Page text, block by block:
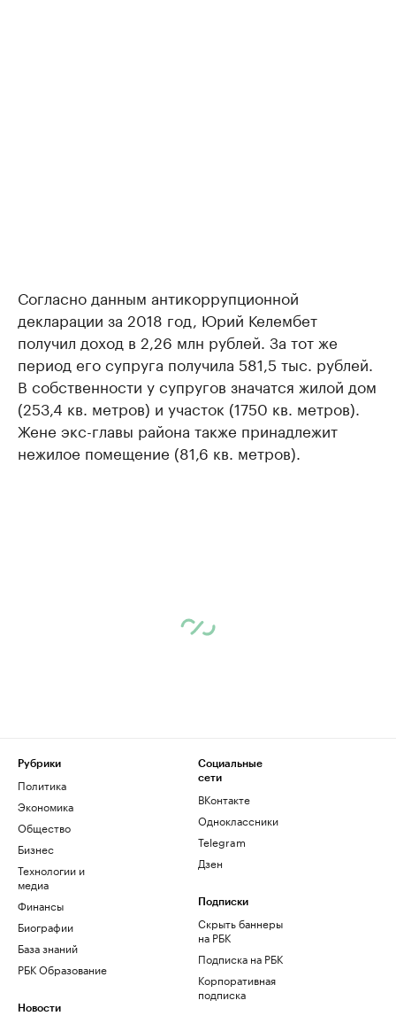
Согласно данным антикоррупционной
декларации за 2018 год, Юрий Келембет
получил доход в 2,26 млн рублей. За тот же
период его супруга получила 581,5 тыс. рублей.
В собственности у супругов значатся жилой дом
(253,4 кв. метров) и участок (1750 кв. метров).
Жене экс-главы района также принадлежит
нежилое помещение (81,6 кв. метров).
Рубрики
Политика
Экономика
Общество
Бизнес
Технологии и
медиа
Финансы
Биографии
База знаний
РБК Образование
Новости
Социальные
сети
ВКонтакте
Одноклассники
Telegram
Дзен
Подписки
Скрыть баннеры
на РБК
Подписка на РБК
Корпоративная
подписка